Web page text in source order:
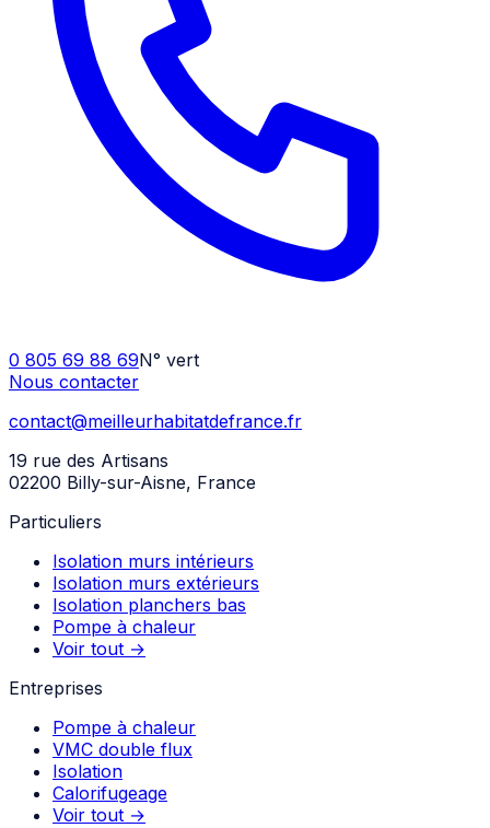
0 805 69 88 69N° vert
Nous contacter
contact@meilleurhabitatdefrance.fr
19 rue des Artisans
02200 Billy-sur-Aisne, France
Particuliers
Isolation murs intérieurs
Isolation murs extérieurs
Isolation planchers bas
Pompe à chaleur
Voir tout →
Entreprises
Pompe à chaleur
VMC double flux
Isolation
Calorifugeage
Voir tout →